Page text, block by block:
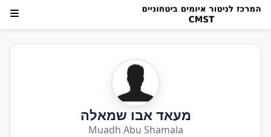
מעאד אבו שמאלה
Muadh Abu Shamala